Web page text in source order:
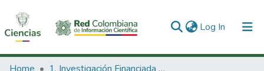
Log In (current)
Communities & Collections